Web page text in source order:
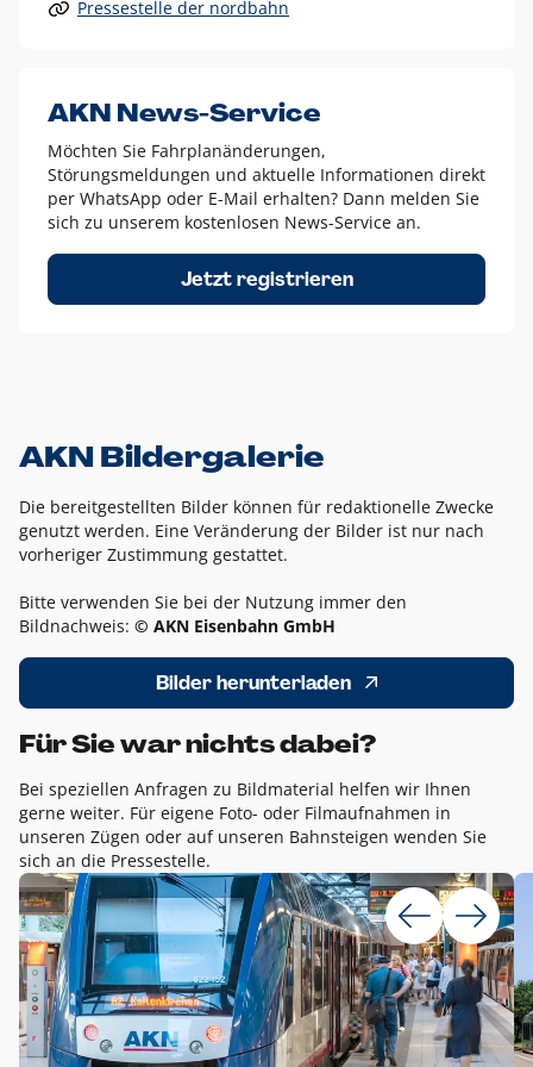
Alle anderen Logo-Varianten dürfen nur in Ausnahmefällen
Diese Ausnahmen sind zum Beispiel:
dem AKN Blau,
weißes Logo auf Fotohintergründen,
schwarzes Logo für reine Schwarz-Weiß-Umsetzungen
Um das Logo herum muss ein Schutzraum von jeweils einer
Höhe bzw. Breite des N aus AKN in alle Richtungen
Pressestelle der nordbahn
AKN News-Service
Möchten Sie Fahrplanänderungen,
Störungsmeldungen und aktuelle Informationen direkt
per WhatsApp oder E-Mail erhalten? Dann melden Sie
sich zu unserem kostenlosen News-Service an.
Jetzt registrieren
AKN Bildergalerie
Die bereitgestellten Bilder können für redaktionelle Zwecke
genutzt werden. Eine Veränderung der Bilder ist nur nach
vorheriger Zustimmung gestattet.
Bitte verwenden Sie bei der Nutzung immer den
Bildnachweis: © AKN Eisenbahn GmbH
Bilder herunterladen
Für Sie war nichts dabei?
Bei speziellen Anfragen zu Bildmaterial helfen wir Ihnen
gerne weiter. Für eigene Foto- oder Filmaufnahmen in
unseren Zügen oder auf unseren Bahnsteigen wenden Sie
sich an die Pressestelle.